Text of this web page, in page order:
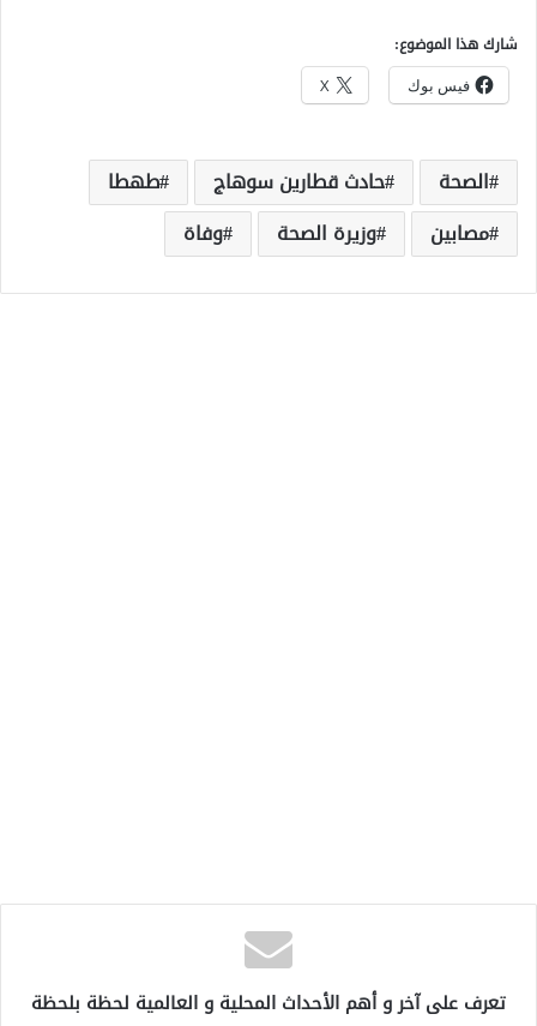
شارك هذا الموضوع:
فيس بوك X
الصحة حادث قطارين سوهاج
طهطا
مصابين
وزيرة الصحة وفاة
تعرف على آخر و أهم الأحداث المحلية و العالمية لحظة بلحظة